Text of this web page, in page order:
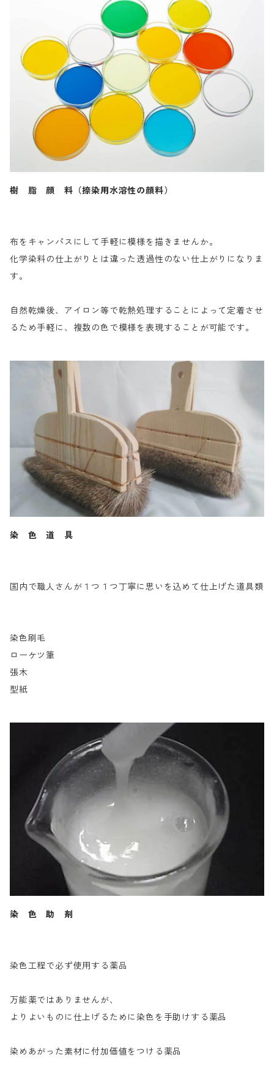
樹 脂 顔 料（捺染用水溶性の顔料）
布をキャンパスにして手軽に模様を描きませんか。
化学染料の仕上がりとは違った透過性のない仕上がりになりま
す。
自然乾燥後、アイロン等で乾熱処理することによって定着させ
るため手軽に、複数の色で模様を表現することが可能です。
染 色 道 具
国内で職人さんが１つ１つ丁寧に思いを込めて仕上げた道具類
染色刷毛
ローケツ筆
張木
型紙
染 色 助 剤
染色工程で必ず使用する薬品
万能薬ではありませんが、
よりよいものに仕上げるために染色を手助けする薬品
染めあがった素材に付加価値をつける薬品